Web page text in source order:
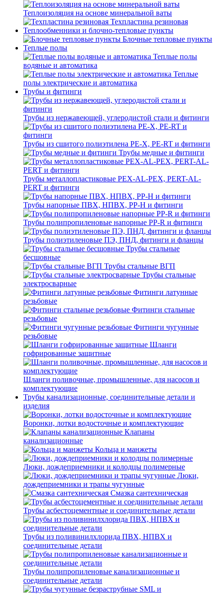
Теплоизоляция на основе минеральной ваты
Техпластина резиновая
Теплообменники и блочно-тепловые пункты
Блочные тепловые пункты
Теплые полы
Теплые полы
водяные и автоматика
Теплые
полы электрические и автоматика
Трубы и фитинги
Трубы из нержавеющей, углеродистой стали и фитинги
Трубы из сшитого полиэтилена PE-X, PE-RT и фитинги
Трубы медные и фитинги
Трубы металлопластиковые PEX-AL-PEX, PERT-AL-
PERT и фитинги
Трубы напорные ПВХ, НПВХ, PP-H и фитинги
Трубы полипропиленовые напорные PP-R и фитинги
Трубы полиэтиленовые ПЭ, ПНД, фитинги и фланцы
Трубы стальные
бесшовные
Трубы стальные ВГП
Трубы стальные
электросварные
Фитинги латунные
резьбовые
Фитинги стальные
резьбовые
Фитинги чугунные
резьбовые
Шланги
гофрированные защитные
Шланги поливочные, промышленные, для насосов и
комплектующие
Трубы канализационные, соединительные детали и
изделия
Воронки, лотки водосточные и комплектующие
Клапаны
канализационные
Кольца и манжеты
Люки, дождеприемники и колодцы полимерные
Люки,
дождеприемники и трапы чугунные
Смазка сантехническая
Трубы асбестоцементные и соединительные детали
Трубы из поливинилхлорида ПВХ, НПВХ и
соединительные детали
Трубы полипропиленовые канализационные и
соединительные детали